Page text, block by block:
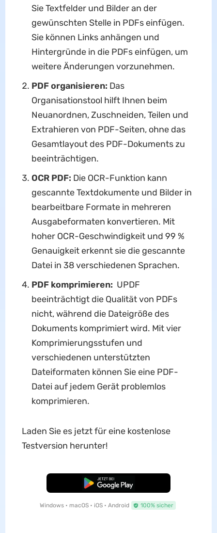
Sie Textfelder und Bilder an der
gewünschten Stelle in PDFs einfügen.
Sie können Links anhängen und
Hintergründe in die PDFs einfügen, um
weitere Änderungen vorzunehmen.
PDF organisieren: Das
Organisationstool hilft Ihnen beim
Neuanordnen, Zuschneiden, Teilen und
Extrahieren von PDF-Seiten, ohne das
Gesamtlayout des PDF-Dokuments zu
beeinträchtigen.
OCR PDF: Die OCR-Funktion kann
gescannte Textdokumente und Bilder in
bearbeitbare Formate in mehreren
Ausgabeformaten konvertieren. Mit
hoher OCR-Geschwindigkeit und 99 %
Genauigkeit erkennt sie die gescannte
Datei in 38 verschiedenen Sprachen.
PDF komprimieren: UPDF
beeinträchtigt die Qualität von PDFs
nicht, während die Dateigröße des
Dokuments komprimiert wird. Mit vier
Komprimierungsstufen und
verschiedenen unterstützten
Dateiformaten können Sie eine PDF-
Datei auf jedem Gerät problemlos
komprimieren.
Laden Sie es jetzt für eine kostenlose
Testversion herunter!
Kostenloser Download
Windows • macOS • iOS • Android 100% sicher